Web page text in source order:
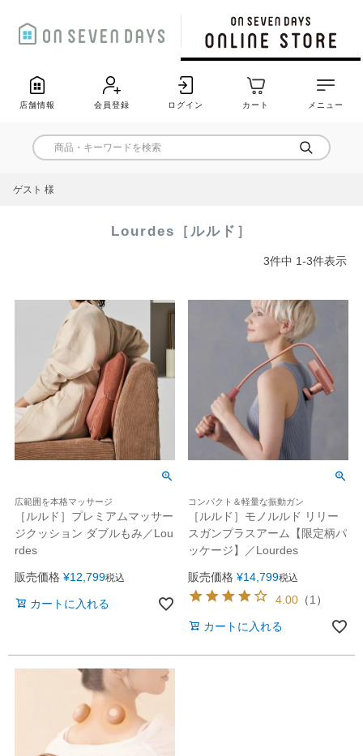
店舗情報 会員登録 ログイン カート メニュー
ゲスト 様
Lourdes［ルルド］
3件中 1-3件表示
広範囲を本格マッサージ
［ルルド］プレミアムマッサー
ジクッション ダブルもみ／Lou
rdes
販売価格 ¥12,799税込
カートに入れる
コンパクト＆軽量な振動ガン
［ルルド］モノルルド リリー
スガンプラスアーム【限定柄パ
ッケージ】／Lourdes
販売価格 ¥14,799税込
4.00 （1 ）
カートに入れる